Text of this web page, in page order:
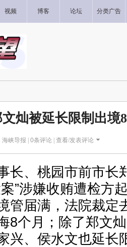
视频 博客 论坛 分类广告
灿被延长限制出境
峡导报 | 0条评论 | 查看/发表评论
长、桃园市前市长
”涉嫌收贿遭检方
管届满，法院裁定
8个月；除了郑文
兴、侯水文也延长